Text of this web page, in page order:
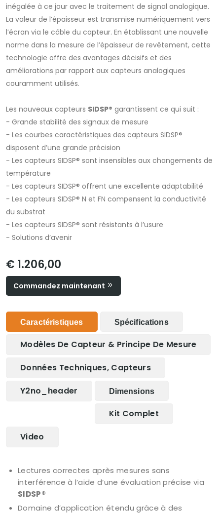
inégalée à ce jour avec le traitement de signal analogique.
La valeur de l’épaisseur est transmise numériquement vers
l’écran via le câble du capteur. En établissant une nouvelle
norme dans la mesure de l’épaisseur de revêtement, cette
technologie offre des avantages décisifs et des
améliorations par rapport aux capteurs analogiques
couramment utilisés.
Les nouveaux capteurs SIDSP® garantissent ce qui suit :
- Grande stabilité des signaux de mesure
- Les courbes caractéristiques des capteurs SIDSP®
disposent d’une grande précision
- Les capteurs SIDSP® sont insensibles aux changements de
température
- Les capteurs SIDSP® offrent une excellente adaptabilité
- Les capteurs SIDSP® N et FN compensent la conductivité
du substrat
- Les capteurs SIDSP® sont résistants à l’usure
- Solutions d’avenir
€ 1.206,00
Commandez maintenant
Caractéristiques Spécifications
Modèles De Capteur & Principe De Mesure
Données Techniques, Capteurs
Y2no_header Dimensions
Kit Complet
Video
Lectures correctes après mesures sans
interférence à l’aide d’une évaluation précise via
SIDSP®
Domaine d’application étendu grâce à des